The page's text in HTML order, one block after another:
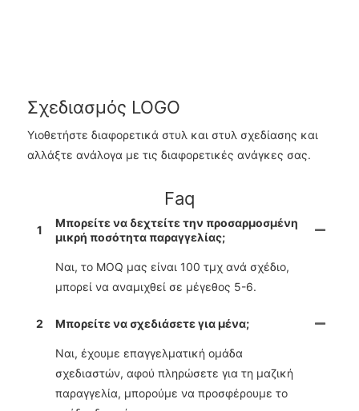
Σχεδιασμός LOGO
Υιοθετήστε διαφορετικά στυλ και στυλ σχεδίασης και
αλλάξτε ανάλογα με τις διαφορετικές ανάγκες σας.
Faq
1
Μπορείτε να δεχτείτε την προσαρμοσμένη
μικρή ποσότητα παραγγελίας;
Ναι, το MOQ μας είναι 100 τμχ ανά σχέδιο,
μπορεί να αναμιχθεί σε μέγεθος 5-6.
2 Μπορείτε να σχεδιάσετε για μένα;
Ναι, έχουμε επαγγελματική ομάδα
σχεδιαστών, αφού πληρώσετε για τη μαζική
παραγγελία, μπορούμε να προσφέρουμε το